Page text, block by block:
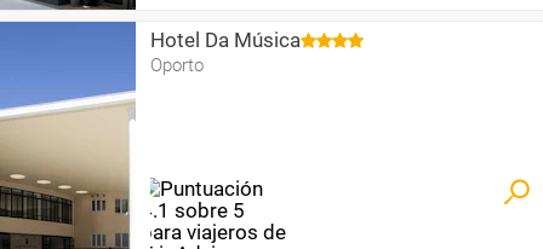
Hotel Da Música
Oporto